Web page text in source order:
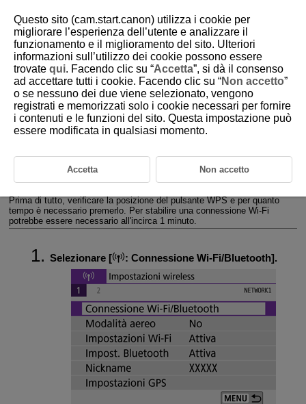
D101-150
Connessione Wi-Fitramite i punti
di accesso
Modalità punto di accesso fotocamera
Impostazione manuale dell'indirizzo IP
In questa sezione viene descritto come accedere a una rete
Prima di tutto, verificare la posizione del pulsante WPS e per quanto
tempo è necessario premerlo. Per stabilire una connessione Wi-Fi
potrebbe essere necessario all'incirca 1 minuto.
Selezionare [ : Connessione Wi-Fi/Bluetooth].
Questo sito (cam.start.canon) utilizza i cookie per
migliorare l’esperienza dell’utente e analizzare il
funzionamento e il miglioramento del sito. Ulteriori
informazioni sull’utilizzo dei cookie possono essere
trovate qui. Facendo clic su “Accetta”, si dà il consenso
ad accettare tutti i cookie. Facendo clic su “Non accetto”
o se nessuno dei due viene selezionato, vengono
registrati e memorizzati solo i cookie necessari per fornire
i contenuti e le funzioni del sito. Questa impostazione può
essere modificata in qualsiasi momento.
Accetta Non accetto